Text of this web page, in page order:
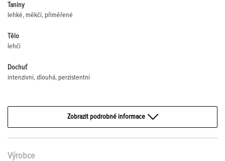
Taniny
lehké, měkčí, přiměřené
Tělo
lehčí
Dochuť
intenzivní, dlouhá, perzistentní
Zobrazit podrobné informace
Výrobce